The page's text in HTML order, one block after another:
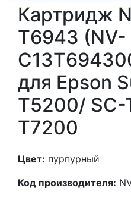
Картридж
T6943 (NV-
для Epson
T5200/
T7200
Цвет: пурпурный
Код производителя: